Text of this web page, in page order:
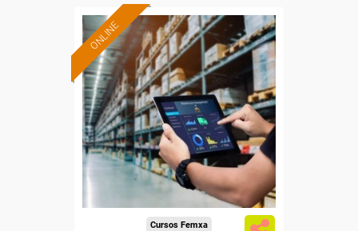
ONLINE
Formación 100%
subvencionada.
Para desempleados,
trabajadores y autónomos.
Sector
-Grandes Almacenes.
Cursos Femxa